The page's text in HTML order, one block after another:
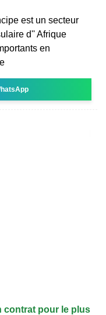
est un secteur
d'' Afrique
en
contrat pour le plus